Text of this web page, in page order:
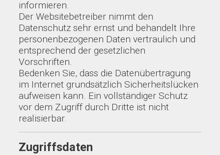
informieren.
Der Websitebetreiber nimmt den
Datenschutz sehr ernst und behandelt Ihre
personenbezogenen Daten vertraulich und
entsprechend der gesetzlichen
Vorschriften.
Bedenken Sie, dass die Datenübertragung
im Internet grundsätzlich Sicherheitslücken
aufweisen kann. Ein vollständiger Schutz
vor dem Zugriff durch Dritte ist nicht
realisierbar.
Zugriffsdaten